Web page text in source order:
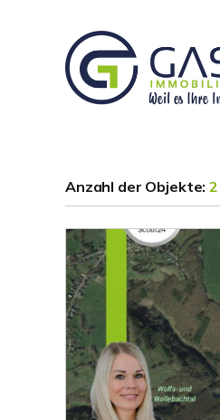
Anzahl der Objekte:2